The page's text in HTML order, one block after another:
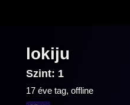
lokiju
Szint: 1
17 éve tag, offline